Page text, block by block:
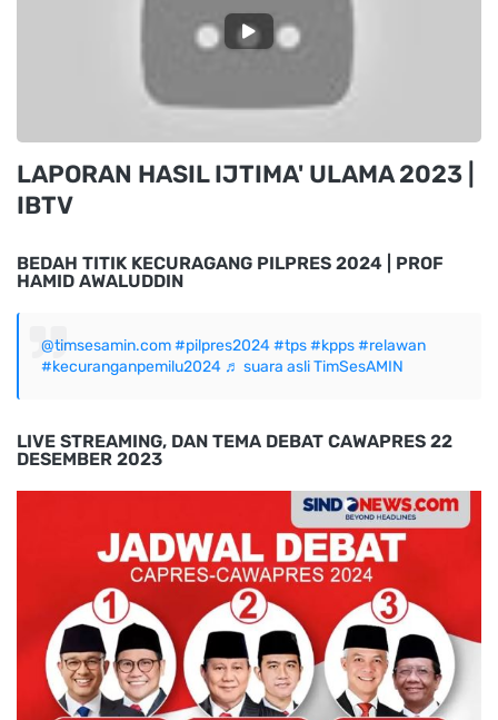
LAPORAN HASIL IJTIMA' ULAMA 2023 |
IBTV
BEDAH TITIK KECURAGANG PILPRES 2024 | PROF
HAMID AWALUDDIN
@timsesamin.com#pilpres2024#tps#kpps#relawan
#kecuranganpemilu2024 ♬ suara asli TimSesAMIN
LIVE STREAMING, DAN TEMA DEBAT CAWAPRES 22
DESEMBER 2023